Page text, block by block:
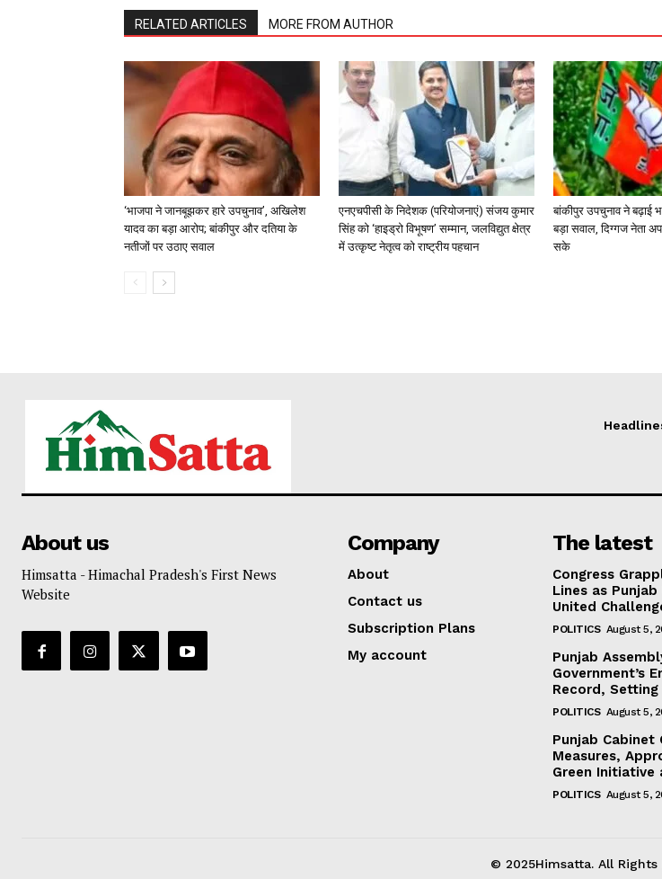
RELATED ARTICLES MORE FROM AUTHOR
‘भाजपा ने जानबूझकर हारे उपचुनाव’, अखिलेश
यादव का बड़ा आरोप; बांकीपुर और दतिया के
नतीजों पर उठाए सवाल
एनएचपीसी के निदेशक (परियोजनाएं) संजय कुमार
सिंह को ‘हाइड्रो विभूषण’ सम्मान, जलविद्युत क्षेत्र
में उत्कृष्ट नेतृत्व को राष्ट्रीय पहचान
बांकीपुर उपचुनाव ने बढ़ाई
बड़ा सवाल, दिग्गज नेता
सके
About us
Himsatta - Himachal Pradesh's First News
Website
Company
About
Contact us
Subscription Plans
My account
The latest
Congress
Lines as
United
POLITICS August 5,
Punjab
Government’s
Record,
POLITICS August 5,
Punjab Cabinet
Measures,
Green Initiative
POLITICS August 5,
© 2025Himsatta. All Rights